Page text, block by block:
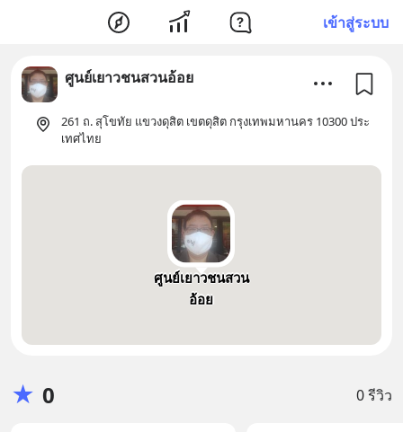
เข้าสู่ระบบ
ศูนย์เยาวชนสวนอ้อย
261 ถ. สุโขทัย แขวงดุสิต เขตดุสิต กรุงเทพมหานคร 10300 ประ
เทศไทย
ศูนย์เยาวชนสวน
อ้อย
★ 0 0 รีวิว